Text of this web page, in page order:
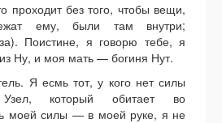
проходит без того, чтобы вещи,
ему, были там внутри;
Поистине, я говорю тебе, я
Ну, и моя мать — богиня Нут.
Я есмь тот, у кого нет силы
который обитает во
моей силы — в моей руке, я не